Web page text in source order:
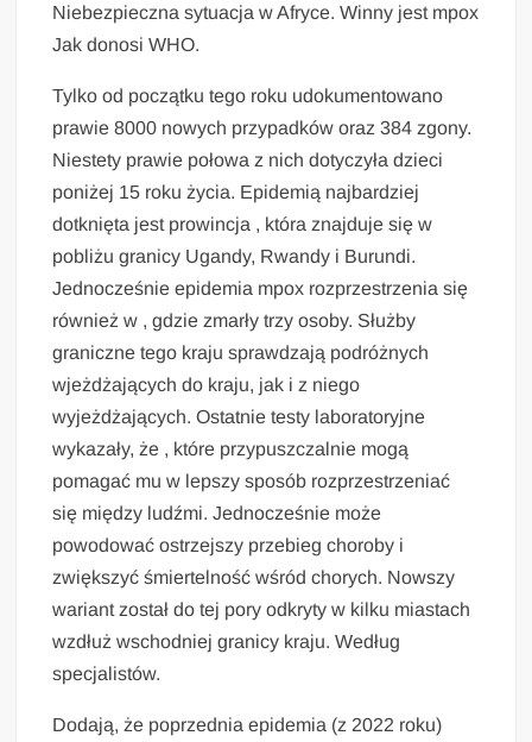
Niebezpieczna sytuacja w Afryce. Winny jest mpox
Jak donosi WHO.
Tylko od początku tego roku udokumentowano
prawie 8000 nowych przypadków oraz 384 zgony.
Niestety prawie połowa z nich dotyczyła dzieci
poniżej 15 roku życia. Epidemią najbardziej
dotknięta jest prowincja , która znajduje się w
pobliżu granicy Ugandy, Rwandy i Burundi.
Jednocześnie epidemia mpox rozprzestrzenia się
również w , gdzie zmarły trzy osoby. Służby
graniczne tego kraju sprawdzają podróżnych
wjeżdżających do kraju, jak i z niego
wyjeżdżających. Ostatnie testy laboratoryjne
wykazały, że , które przypuszczalnie mogą
pomagać mu w lepszy sposób rozprzestrzeniać
się między ludźmi. Jednocześnie może
powodować ostrzejszy przebieg choroby i
zwiększyć śmiertelność wśród chorych. Nowszy
wariant został do tej pory odkryty w kilku miastach
wzdłuż wschodniej granicy kraju. Według
specjalistów.
Dodają, że poprzednia epidemia (z 2022 roku)